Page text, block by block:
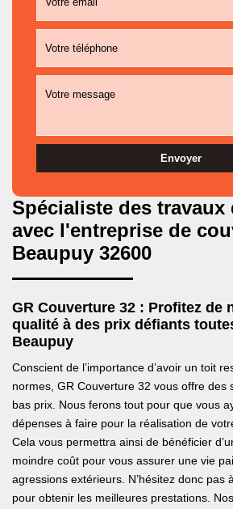
Spécialiste des travaux
avec l'entreprise de
Beaupuy 32600
GR Couverture 32 : Profitez de
qualité à des prix défiants
Beaupuy
Conscient de l’importance d’avoir un toit
normes, GR Couverture 32 vous offre des
bas prix. Nous ferons tout pour que vous
dépenses à faire pour la réalisation de
Cela vous permettra ainsi de bénéficier
moindre coût pour vous assurer une vie
agressions extérieurs. N’hésitez donc pas
pour obtenir les meilleures prestations.